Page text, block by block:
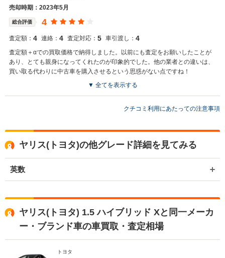
売却時期：2023年5月
総合評価 4
査定額： 4 連絡： 4 査定対応： 5 車引渡し： 4
査定額＋αでの買取価格で納得しました。以前にも査定をお願いしたことが
あり、とても親身になってくれたのが印象的でした。他の業者との違いは、
買い取る代わりに中古車を購入させるという思惑がない点ですね！
買取店からの返信
お世話になっております。 株式会社ネクステージでございます。 この
ております。
▼ 全てを表示する
クチコミ利用にあたっての注意事項
ヤリス(トヨタ)の他グレード詳細を見てみる
英数
ヤリス(トヨタ) 1.5 ハイブリッド Xと同一メーカ
ー・ブランド車の車買取・査定相場
トヨタ